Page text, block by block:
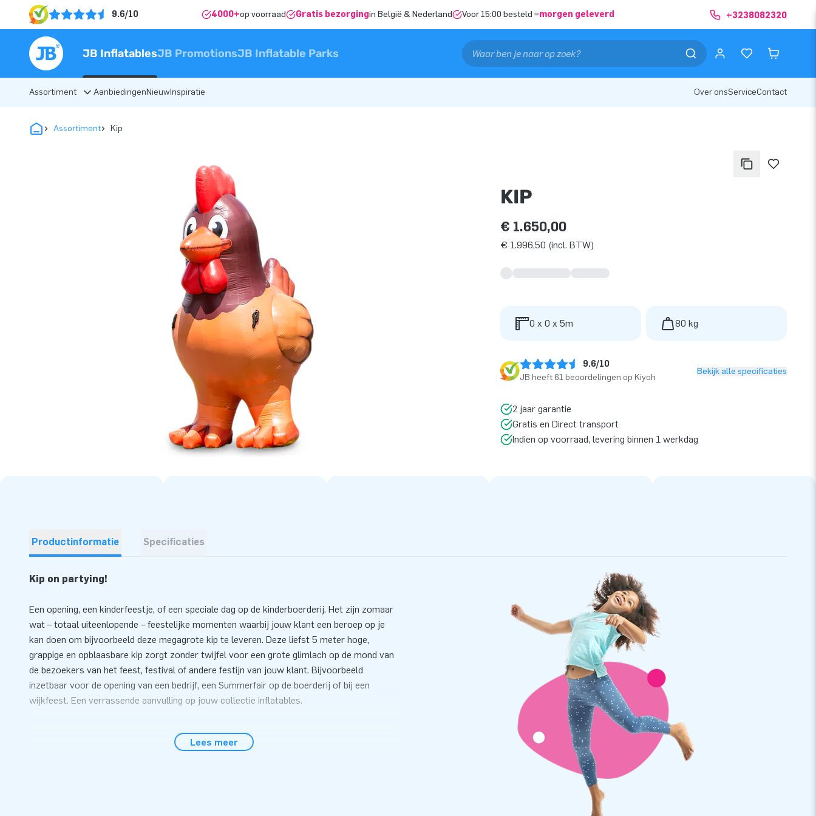
9.6/10 4000+op voorraad Gratis bezorgingin België & Nederland Voor 15:00 besteld =morgen geleverd +3238082320
JB InflatablesJB PromotionsJB Inflatable Parks
Assortiment AanbiedingenNieuwInspiratie Over onsServiceContact
Assortiment Kip
KIP
€ 1.650,00
€ 1.996,50 (incl. BTW)
0 x 0 x 5m 80 kg
9.6/10
JB heeft 61 beoordelingen op Kiyoh
Bekijk alle specificaties
2 jaar garantie
Gratis en Direct transport
Indien op voorraad, levering binnen 1 werkdag
Productinformatie Specificaties
Kip on partying!
Een opening, een kinderfeestje, of een speciale dag op de kinderboerderij. Het zijn zomaar
wat – totaal uiteenlopende – feestelijke momenten waarbij jouw klant een beroep op je
kan doen om bijvoorbeeld deze megagrote kip te leveren. Deze liefst 5 meter hoge,
grappige en opblaasbare kip zorgt zonder twijfel voor een grote glimlach op de mond van
de bezoekers van het feest, festival of andere festijn van jouw klant. Bijvoorbeeld
inzetbaar voor de opening van een bedrijf, een Summerfair op de boerderij of bij een
wijkfeest. Een verrassende aanvulling op jouw collectie inflatables.
De kip is binnen 10 minuten klaar
Lees meer